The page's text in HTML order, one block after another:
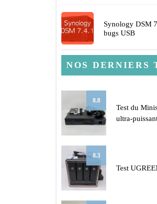
Synology DSM
bugs USB
NOS DERNIERS
8.8
Test du
ultra-
8.3
Test